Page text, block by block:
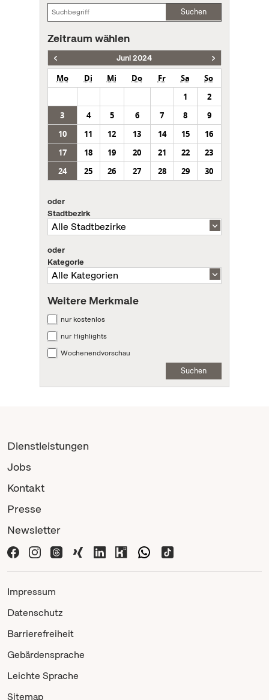
Suchen
Zeitraum wählen
Juni 2024
Mo Di Mi Do Fr Sa
So
1
2
3
4 5 6 7 8
9
10
11 12 13 14 15
16
17
18 19 20 21 22
23
24
25 26 27 28 29 30
oder
Stadtbezirk
oder
Kategorie
Weitere Merkmale
nur kostenlos
nur Highlights
Wochenendvorschau
Suchen
Dienstleistungen
Jobs
Kontakt
Presse
Newsletter
Impressum
Datenschutz
Barrierefreiheit
Gebärdensprache
Leichte Sprache
Sitemap